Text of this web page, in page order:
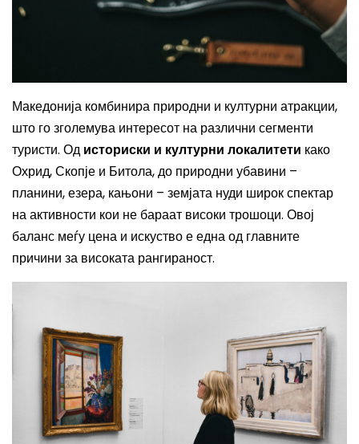
Македонија комбинира природни и културни атракции,
што го зголемува интересот на различни сегменти
туристи. Од историски и културни локалитети како
Охрид, Скопје и Битола, до природни убавини –
планини, езера, кањони – земјата нуди широк спектар
на активности кои не бараат високи трошоци. Овој
баланс меѓу цена и искуство е една од главните
причини за високата рангираност.